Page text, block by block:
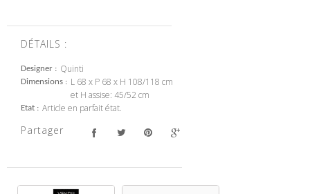
DÉTAILS :
Designer Quinti
Dimensions
L 68 x P 68 x H 108/118 cm
et H assise: 45/52 cm
Etat Article en parfait état.
Partager